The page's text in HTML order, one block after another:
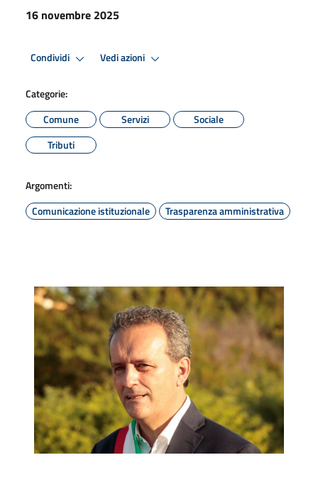
16 novembre 2025
Condividi Vedi azioni
Categorie:
Comune
Servizi
Sociale
Tributi
Argomenti:
Comunicazione istituzionale
Trasparenza amministrativa